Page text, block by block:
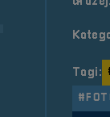
Tagi: